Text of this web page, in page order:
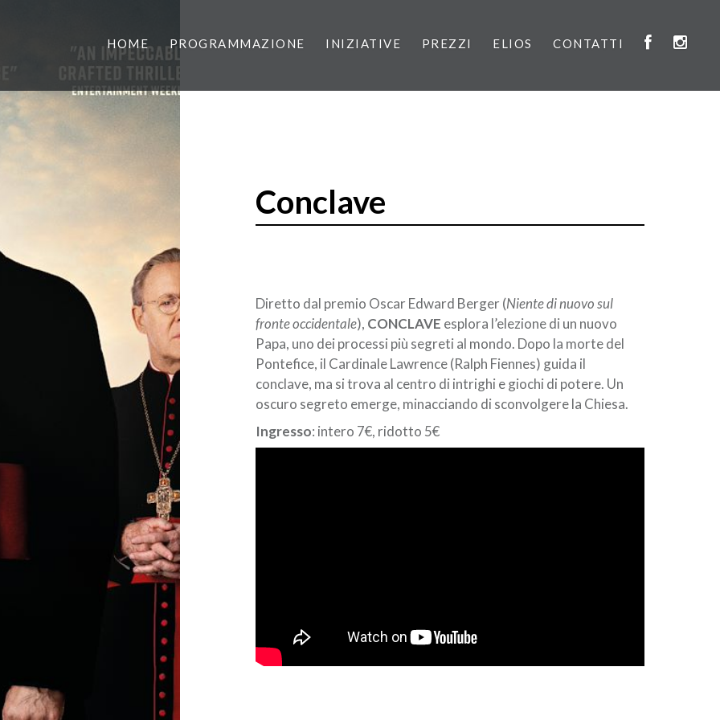
HOME PROGRAMMAZIONE INIZIATIVE PREZZI ELIOS CONTATTI
Conclave
Diretto dal premio Oscar Edward Berger (Niente di nuovo sul
fronte occidentale), CONCLAVE esplora l’elezione di un nuovo
Papa, uno dei processi più segreti al mondo. Dopo la morte del
Pontefice, il Cardinale Lawrence (Ralph Fiennes) guida il
conclave, ma si trova al centro di intrighi e giochi di potere. Un
oscuro segreto emerge, minacciando di sconvolgere la Chiesa.
Ingresso: intero 7€, ridotto 5€